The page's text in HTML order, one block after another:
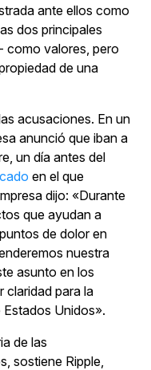
ante ellos como
dos principales
como valores, pero
de una
acusaciones. En un
anunció que iban a
un día antes del
en el que
dijo: «Durante
que ayudan a
de dolor en
nuestra
asunto en los
claridad para la
Unidos».
de las
sostiene Ripple,